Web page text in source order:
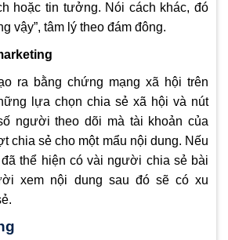
hoặc tin tưởng. Nói cách khác, đó
vậy”, tâm lý theo đám đông.
ra bằng chứng mạng xã hội trên
lựa chọn chia sẻ xã hội và nút
người theo dõi mà tài khoản của
chia sẻ cho một mẩu nội dung. Nếu
thể hiện có vài người chia sẻ bài
xem nội dung sau đó sẽ có xu